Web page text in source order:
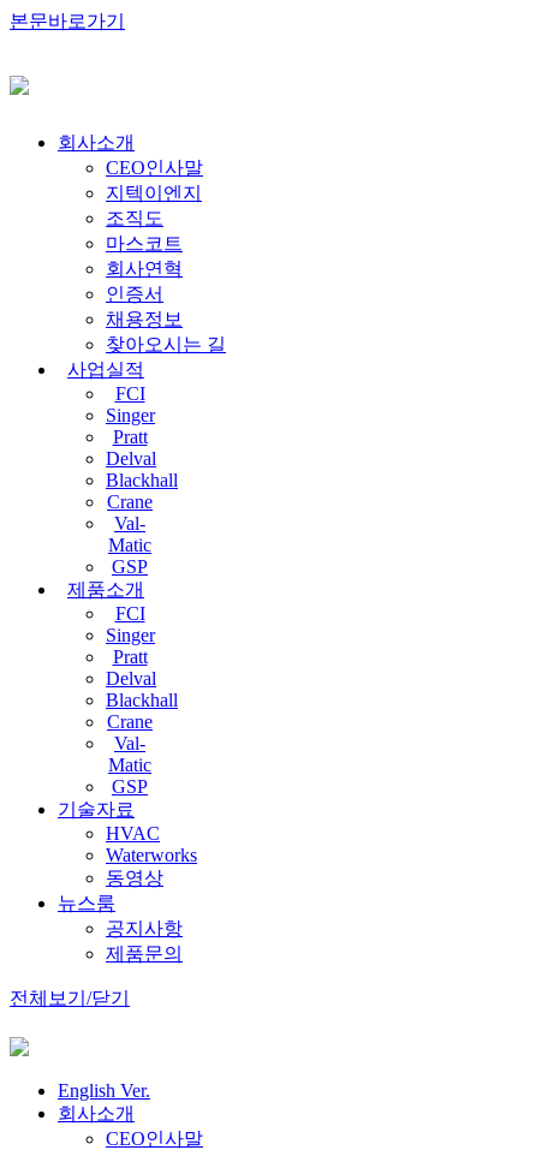
본문바로가기
회사소개
CEO인사말
지텍이엔지
조직도
마스코트
회사연혁
인증서
채용정보
찾아오시는 길
사업실적
FCI
Singer
Pratt
Delval
Blackhall
Crane
Val-
Matic
GSP
제품소개
FCI
Singer
Pratt
Delval
Blackhall
Crane
Val-
Matic
GSP
기술자료
HVAC
Waterworks
동영상
뉴스룸
공지사항
제품문의
전체보기/닫기
English Ver.
회사소개
CEO인사말